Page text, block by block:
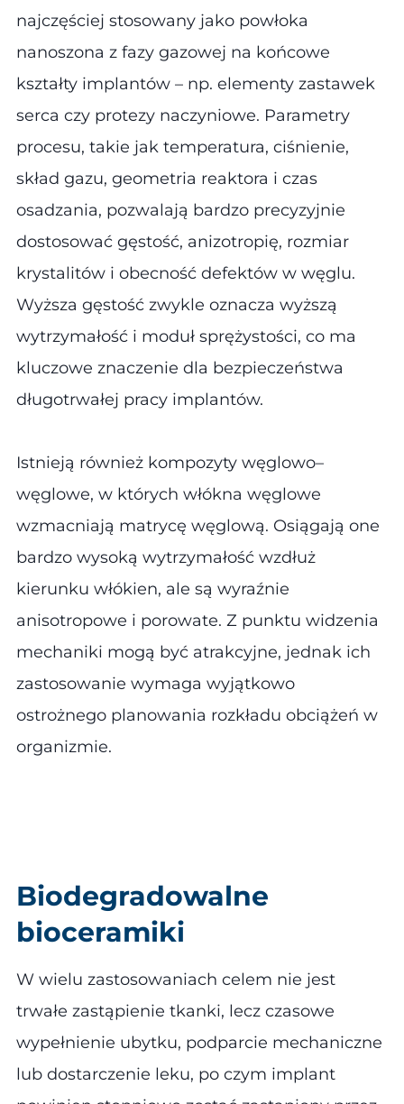
najczęściej stosowany jako powłoka
nanoszona z fazy gazowej na końcowe
kształty implantów – np. elementy zastawek
serca czy protezy naczyniowe. Parametry
procesu, takie jak temperatura, ciśnienie,
skład gazu, geometria reaktora i czas
osadzania, pozwalają bardzo precyzyjnie
dostosować gęstość, anizotropię, rozmiar
krystalitów i obecność defektów w węglu.
Wyższa gęstość zwykle oznacza wyższą
wytrzymałość i moduł sprężystości, co ma
kluczowe znaczenie dla bezpieczeństwa
długotrwałej pracy implantów.
Istnieją również kompozyty węglowo–
węglowe, w których włókna węglowe
wzmacniają matrycę węglową. Osiągają one
bardzo wysoką wytrzymałość wzdłuż
kierunku włókien, ale są wyraźnie
anisotropowe i porowate. Z punktu widzenia
mechaniki mogą być atrakcyjne, jednak ich
zastosowanie wymaga wyjątkowo
ostrożnego planowania rozkładu obciążeń w
organizmie.
Biodegradowalne
bioceramiki
W wielu zastosowaniach celem nie jest
trwałe zastąpienie tkanki, lecz czasowe
wypełnienie ubytku, podparcie mechaniczne
lub dostarczenie leku, po czym implant